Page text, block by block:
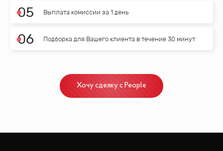
05 Выплата комиссии за 1 день
06 Подборка для Вашего клиента в течение 30 минут
Хочу сделку с People